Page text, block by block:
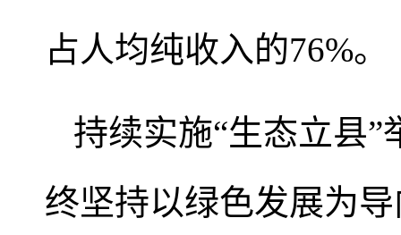
占人均纯收入的76%。
持续实施“生态立县
终坚持以绿色发展为